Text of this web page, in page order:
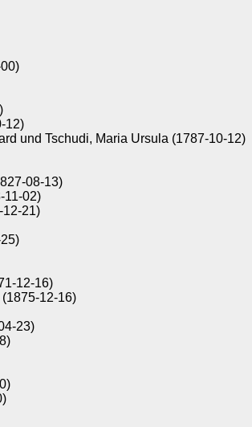
12)
und Tschudi, Maria Ursula (1787-10-12)
08-13)
11-02)
12-21)
12-16)
12-16)
23)